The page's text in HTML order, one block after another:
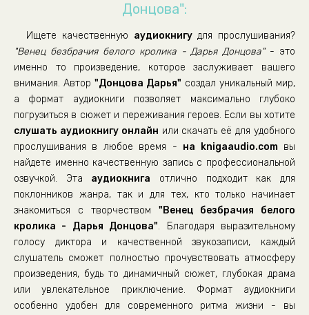
21
22
23
24
25
26
28
30
31
33
Донцова":
Ищете качественную аудиокнигудля прослушивания?
"Венец безбрачия белого кролика - Дарья Донцова"- это
именно то произведение, которое заслуживает вашего
внимания. Автор "Донцова Дарья" создал уникальный мир,
а формат аудиокниги позволяет максимально глубоко
погрузиться в сюжет и переживания героев. Если вы хотите
слушать аудиокнигу онлайн или скачать её для удобного
прослушивания в любое время - на knigaaudio.comвы
найдете именно качественную запись с профессиональной
озвучкой. Эта аудиокнига отлично подходит как для
поклонников жанра, так и для тех, кто только начинает
знакомиться с творчеством "Венец безбрачия белого
кролика - Дарья Донцова". Благодаря выразительному
голосу диктора и качественной звукозаписи, каждый
слушатель сможет полностью прочувствовать атмосферу
произведения, будь то динамичный сюжет, глубокая драма
или увлекательное приключение. Формат аудиокниги
особенно удобен для современного ритма жизни - вы